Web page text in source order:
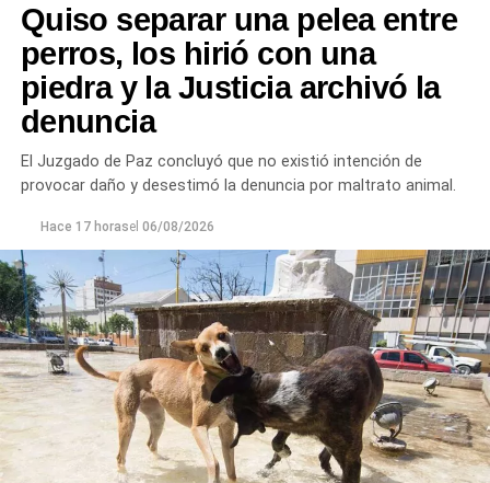
Quiso separar una pelea entre
perros, los hirió con una
piedra y la Justicia archivó la
denuncia
El Juzgado de Paz concluyó que no existió intención de
provocar daño y desestimó la denuncia por maltrato animal.
Hace 17 horasel 06/08/2026